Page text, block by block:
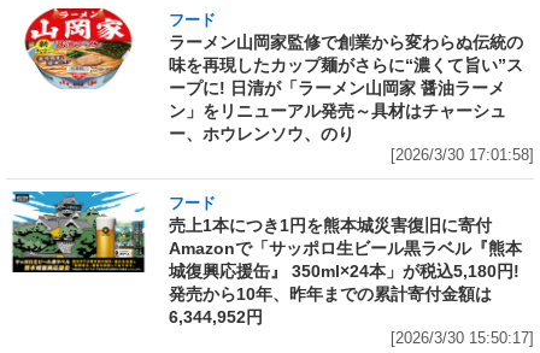
フード
ラーメン山岡家監修で創業から変わらぬ伝統の
味を再現したカップ麺がさらに“濃くて旨い”ス
ープに! 日清が「ラーメン山岡家 醤油ラーメ
ン」をリニューアル発売～具材はチャーシュ
ー、ホウレンソウ、のり
[2026/3/30 17:01:58]
フード
売上1本につき1円を熊本城災害復旧に寄付
Amazonで「サッポロ生ビール黒ラベル『熊本
城復興応援缶』 350ml×24本」が税込5,180円!
発売から10年、昨年までの累計寄付金額は
6,344,952円
[2026/3/30 15:50:17]